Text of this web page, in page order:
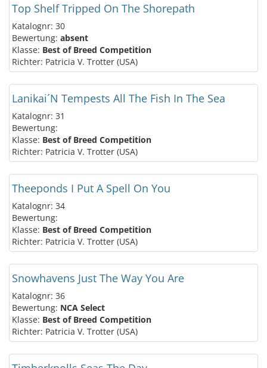
Top Shelf Tripped On The Shorepath
Katalognr: 30
Bewertung: absent
Klasse: Best of Breed Competition
Richter: Patricia V. Trotter (USA)
Lanikai´N Tempests All The Fish In The Sea
Katalognr: 31
Bewertung:
Klasse: Best of Breed Competition
Richter: Patricia V. Trotter (USA)
Theeponds I Put A Spell On You
Katalognr: 34
Bewertung:
Klasse: Best of Breed Competition
Richter: Patricia V. Trotter (USA)
Snowhavens Just The Way You Are
Katalognr: 36
Bewertung: NCA Select
Klasse: Best of Breed Competition
Richter: Patricia V. Trotter (USA)